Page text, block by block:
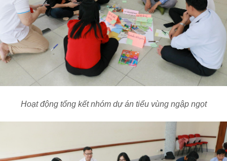
Hoạt động tổng kết nhóm dự án tiểu vùng ngập ngọt